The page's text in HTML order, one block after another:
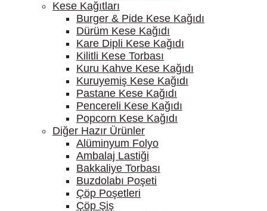
Kese Kağıtları
Burger & Pide Kese Kağıdı
Dürüm Kese Kağıdı
Kare Dipli Kese Kağıdı
Kilitli Kese Torbası
Kuru Kahve Kese Kağıdı
Kuruyemiş Kese Kağıdı
Pastane Kese Kağıdı
Pencereli Kese Kağıdı
Popcorn Kese Kağıdı
Diğer Hazır Ürünler
Alüminyum Folyo
Ambalaj Lastiği
Bakkaliye Torbası
Buzdolabı Poşeti
Çöp Poşetleri
Çöp Şiş